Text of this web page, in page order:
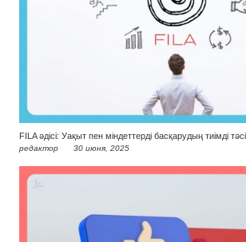
FILA әдісі: Уақыт пен міндеттерді басқарудың тиімді
редактор 30 июня, 2025